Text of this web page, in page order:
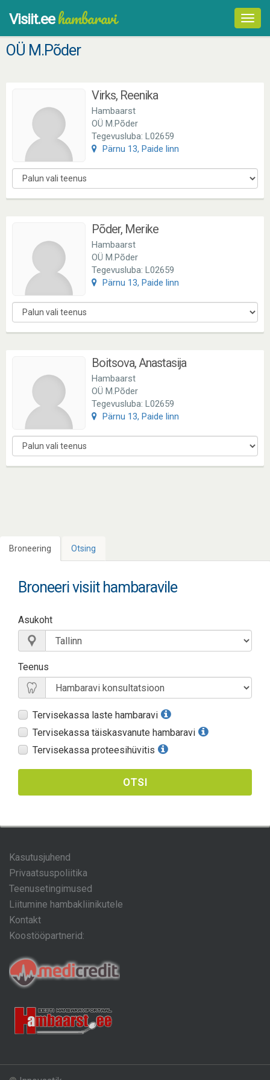
Visiit.eehambaravi
OÜ M.Põder
Virks, Reenika
Hambaarst
OÜ M.Põder
Tegevusluba: L02659
Pärnu 13, Paide linn
Põder, Merike
Hambaarst
OÜ M.Põder
Tegevusluba: L02659
Pärnu 13, Paide linn
Boitsova, Anastasija
Hambaarst
OÜ M.Põder
Tegevusluba: L02659
Pärnu 13, Paide linn
Broneering Otsing
Broneeri visiit hambaravile
Asukoht
Teenus
Tervisekassa laste hambaravi
Tervisekassa täiskasvanute hambaravi
Tervisekassa proteesihüvitis
OTSI
Kasutusjuhend
Privaatsuspoliitika
Teenusetingimused
Liitumine hambakliinikutele
Kontakt
Koostööpartnerid: